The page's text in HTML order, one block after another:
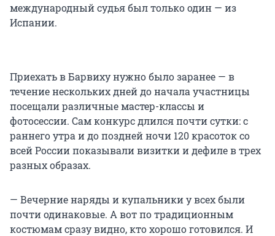
международный судья был только один — из
Испании.
Приехать в Барвиху нужно было заранее — в
течение нескольких дней до начала участницы
посещали различные мастер-классы и
фотосессии. Сам конкурс длился почти сутки: с
раннего утра и до поздней ночи 120 красоток со
всей России показывали визитки и дефиле в трех
разных образах.
— Вечерние наряды и купальники у всех были
почти одинаковые. А вот по традиционным
костюмам сразу видно, кто хорошо готовился. И